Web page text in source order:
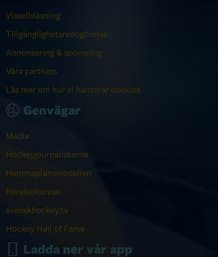
Visselblåsning
Tillgänglighetsredogörelse
Annonsering & sponsring
Våra partners
Läs mer om hur vi hanterar cookies
Genvägar
Media
Hockeyjournalisterna
Hemmaplansmodellen
Rörelsekurvan
svenskhockey.tv
Hockey Hall of Fame
Ladda ner vår app